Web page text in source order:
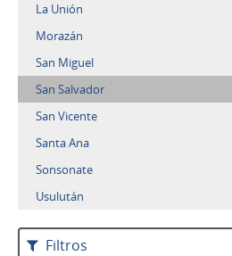
La Unión
Morazán
San Miguel
San Salvador
San Vicente
Santa Ana
Sonsonate
Usulután
Filtros